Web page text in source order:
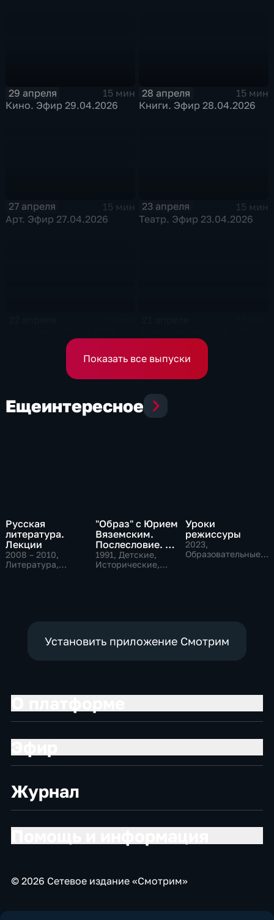
29 апреля
15 мин
Кино. Эфир 29.04.2026
28 апреля
15 мин
Книги. Эфир 28.04.2026
27 апреля
15 мин
Арт. Эфир 27.04.2026
23 апреля
15 мин
Театр. Эфир 23.04.2026
Показать все выпуски
Ещеинтересное
Русская
литература.
Лекции
2008 – 2010,
Литература,
"Образ" с Юрием
Вяземским.
Послесловие. О
Петре Великом
1991, Детские,
Исторические,
Уроки
режиссуры
2023,
Образовательные,
Установить приложение Смотрим
Журнал
© 2026 Сетевое издание «Смотрим»